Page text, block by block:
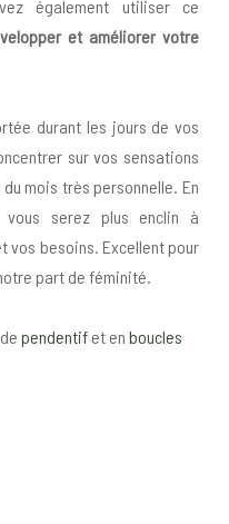
également utiliser ce
et améliorer votre
durant les jours de vos
sur vos sensations
mois très personnelle. En
vous serez plus enclin à
vos besoins. Excellent pour
part de féminité.
pendentifet en boucles